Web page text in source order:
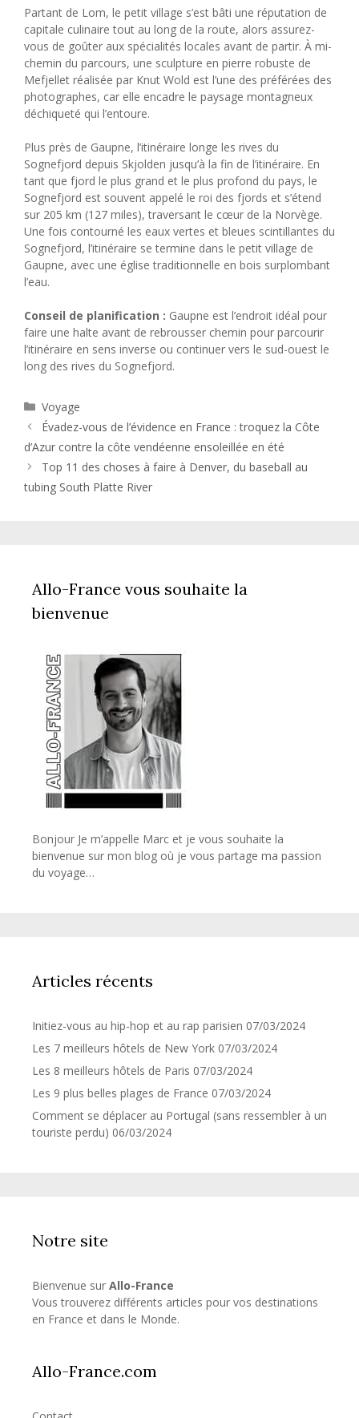
Partant de Lom, le petit village s’est bâti une réputation de
capitale culinaire tout au long de la route, alors assurez-
vous de goûter aux spécialités locales avant de partir. À mi-
chemin du parcours, une sculpture en pierre robuste de
Mefjellet réalisée par Knut Wold est l’une des préférées des
photographes, car elle encadre le paysage montagneux
déchiqueté qui l’entoure.
Plus près de Gaupne, l’itinéraire longe les rives du
Sognefjord depuis Skjolden jusqu’à la fin de l’itinéraire. En
tant que fjord le plus grand et le plus profond du pays, le
Sognefjord est souvent appelé le roi des fjords et s’étend
sur 205 km (127 miles), traversant le cœur de la Norvège.
Une fois contourné les eaux vertes et bleues scintillantes du
Sognefjord, l’itinéraire se termine dans le petit village de
Gaupne, avec une église traditionnelle en bois surplombant
l’eau.
Conseil de planification : Gaupne est l’endroit idéal pour
faire une halte avant de rebrousser chemin pour parcourir
l’itinéraire en sens inverse ou continuer vers le sud-ouest le
long des rives du Sognefjord.
Catégories
Voyage
Évadez-vous de l’évidence en France : troquez la Côte
d’Azur contre la côte vendéenne ensoleillée en été
Top 11 des choses à faire à Denver, du baseball au
tubing South Platte River
Allo-France vous souhaite la
bienvenue
Bonjour Je m’appelle Marc et je vous souhaite la
bienvenue sur mon blog où je vous partage ma passion
du voyage…
Articles récents
Initiez-vous au hip-hop et au rap parisien 07/03/2024
Les 7 meilleurs hôtels de New York 07/03/2024
Les 8 meilleurs hôtels de Paris 07/03/2024
Les 9 plus belles plages de France 07/03/2024
Comment se déplacer au Portugal (sans ressembler à un
touriste perdu) 06/03/2024
Notre site
Bienvenue sur Allo-France
Vous trouverez différents articles pour vos destinations
en France et dans le Monde.
Allo-France.com